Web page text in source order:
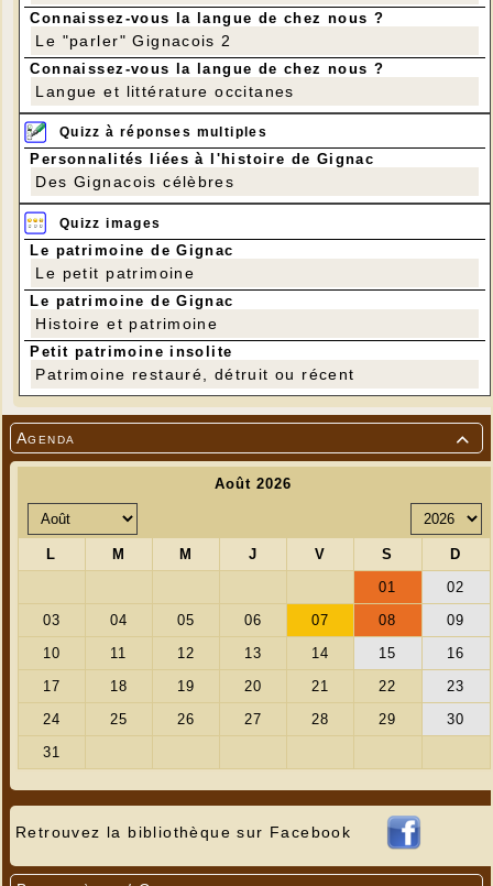

Agenda
Retrouvez la bibliothèque sur Facebook
Entrée libre
Connaissez-vous la langue de chez nous ?
Le "parler" Gignacois 2
Connaissez-vous la langue de chez nous ?
Langue et littérature occitanes
Quizz à réponses multiples
Personnalités liées à l'histoire de Gignac
Des Gignacois célèbres
Quizz images
Le patrimoine de Gignac
Le petit patrimoine
Le patrimoine de Gignac
Histoire et patrimoine
Petit patrimoine insolite
Patrimoine restauré, détruit ou récent